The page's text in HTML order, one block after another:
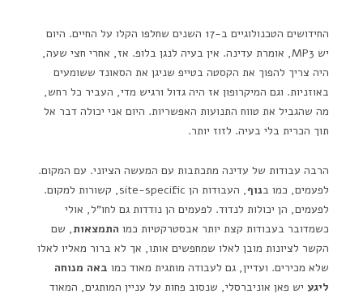
החידושים הטכנולוגיים ב-17 השנים שחלפו הקלו על החיים. היום
יש MP3, אומרת עדינה. אין בעיה לנגן בלופ. אז, אחרי חצי שעה,
היה צריך להפוך את הקסטה בטייפ שניגן את הסאונד ששומעים
באוזניות. וגם המיקרופון אז היה גדול ורגיש מדי, העביר כל רחש,
מה שהגביל את טווח התנועות האפשריות. היום אני יכולה דבר אל
תוך הכרית בלי בעיה. לזוז יותר.
הרבה עבודות של עדינה מתכתבות עם המעשה הציוני. עם המקום.
לפעמים, כמו בנוף
, העבודות הן site-specific, קשורות למקום.
לפעמים, הן יכולות לנדוד. לפעמים הן נודדות גם לחו"ל, אולי
כשמדובר בעבודות קצת יותר אבסטרקטיות כמו התמצאות, שם
הקשר לציונות מובן לאלו שמחפשים אותו, אך לא ברור מאליו לאלו
שלא מכירים. ועדיין, גם לעבודה מותגית מאוד כמו באה מנוחה
ליגע יש פאן אוניברסלי, שנסוב פחות על עניין המותגים, המאוד